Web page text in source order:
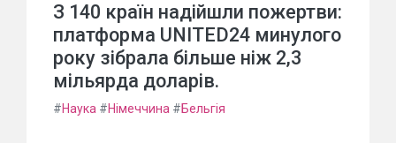
З 140 країн надійшли пожертви:
платформа UNITED24 минулого
року зібрала більше ніж 2,3
мільярда доларів.
#Наука #Німеччина #Бельгія